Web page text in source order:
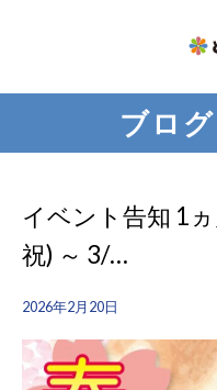
ブロ
イベント告知 1
祝) ～ 3/…
2026年2月20日